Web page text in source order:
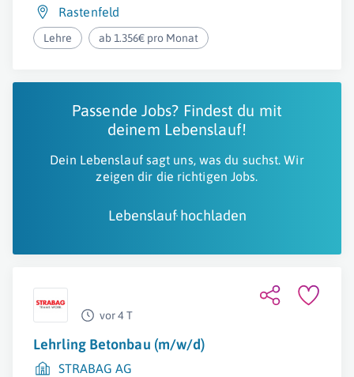
Rastenfeld
Lehre ab 1.356€ pro Monat
Passende Jobs? Findest du mit
deinem Lebenslauf!
Dein Lebenslauf sagt uns, was du suchst. Wir
zeigen dir die richtigen Jobs.
Lebenslauf hochladen
vor 4 T
Lehrling Betonbau (m/w/d)
STRABAG AG